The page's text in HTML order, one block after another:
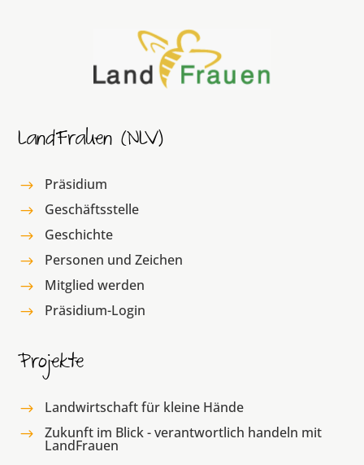
LandFrauen (NLV)
$ Präsidium
$ Geschäftsstelle
$ Geschichte
$ Personen und Zeichen
$ Mitglied werden
$ Präsidium-Login
Projekte
$ Landwirtschaft für kleine Hände
$ Zukunft im Blick - verantwortlich handeln mit
LandFrauen